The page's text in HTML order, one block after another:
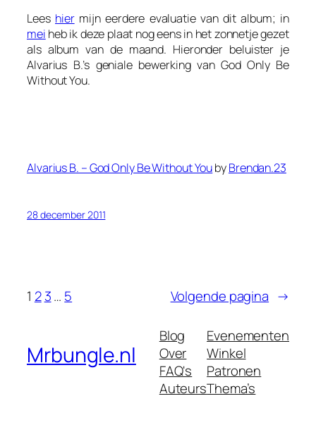
Lees hiermijn eerdere evaluatie van dit album; in
mei heb ik deze plaat nog eens in het zonnetje gezet
als album van de maand. Hieronder beluister je
Alvarius B.’s geniale bewerking vanGod Only Be
Without You.
Alvarius B. – God Only Be Without YoubyBrendan.23
28 december 2011
1 2 3… 5 Volgende pagina →
Mrbungle.nl
Blog
Over
FAQ's
Auteurs
Evenementen
Winkel
Patronen
Thema’s